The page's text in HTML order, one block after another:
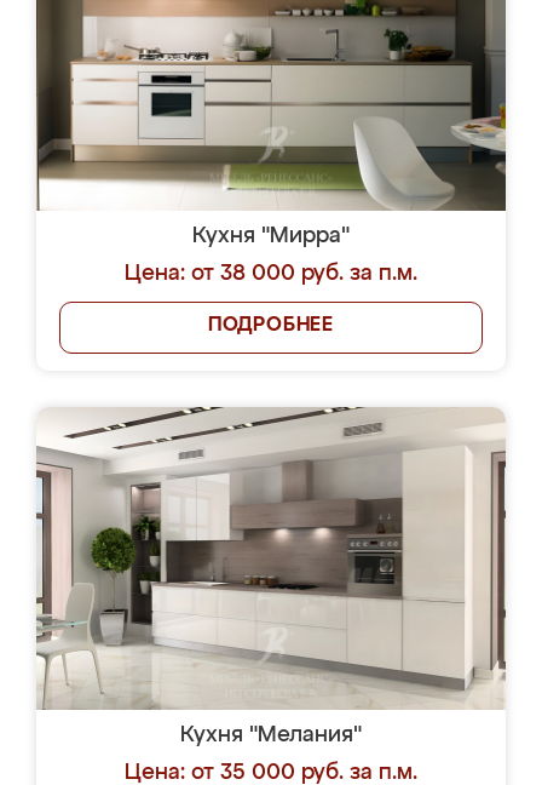
Кухня "Мирра"
Цена: от 38 000 руб. за п.м.
ПОДРОБНЕЕ
Кухня "Мелания"
Цена: от 35 000 руб. за п.м.